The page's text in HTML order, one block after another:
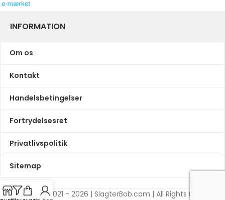
INFORMATION
Om os
Kontakt
Handelsbetingelser
Fortrydelsesret
Privatlivspolitik
Sitemap
© Copyright 2021 - 2026 | SlagterBob.com | All Rights Reserved